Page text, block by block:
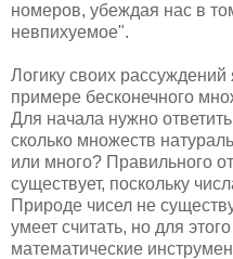
номеров, убеждая нас в
невпихуемое".
Логику своих
примере бесконечного
Для начала нужно
сколько множеств
или много? Правильного
существует, поскольку
Природе чисел не
умеет считать, но для
математические